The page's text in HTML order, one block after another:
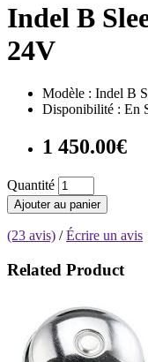
Indel B
24V
Modèle : Indel B
Disponibilité : En
1 450.00€
Quantité
Ajouter au panier
(23 avis) /Écrire un avis
Related Product